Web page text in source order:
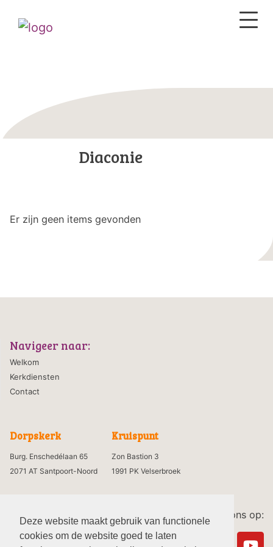
Deze website maakt gebruik van functionele
cookies om de website goed te laten
Diaconie
Er zijn geen items gevonden
Navigeer naar:
Welkom
Kerkdiensten
Contact
Dorpskerk Kruispunt
Burg. Enschedélaan 65
2071 AT Santpoort-Noord
Zon Bastion 3
1991 PK Velserbroek
Volg ons op: